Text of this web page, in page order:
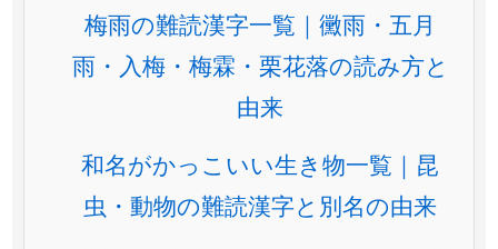
梅雨の難読漢字一覧｜黴雨・五月
雨・入梅・梅霖・栗花落の読み方と
由来
和名がかっこいい生き物一覧｜昆
虫・動物の難読漢字と別名の由来